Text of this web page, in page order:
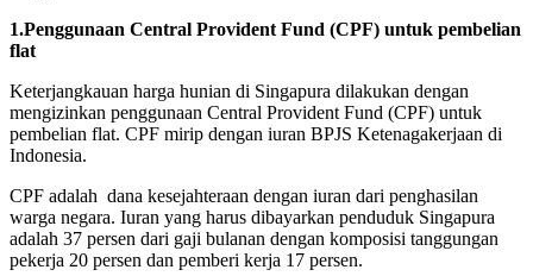
1.Penggunaan Central Provident Fund (CPF) untuk pembelian
flat
Keterjangkauan harga hunian di Singapura dilakukan dengan
mengizinkan penggunaan Central Provident Fund (CPF) untuk
pembelian flat. CPF mirip dengan iuran BPJS Ketenagakerjaan di
Indonesia.
CPF adalah dana kesejahteraan dengan iuran dari penghasilan
warga negara. Iuran yang harus dibayarkan penduduk Singapura
adalah 37 persen dari gaji bulanan dengan komposisi tanggungan
pekerja 20 persen dan pemberi kerja 17 persen.